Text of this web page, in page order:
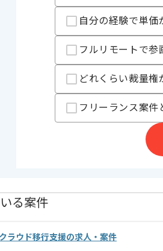
活かすことができます。
有している企業ですので、
に応じて別案件のご提案も差し上げる場
ィアや技術を積極的に導入し、
ンバーと成長が出来る環境でございます。
自分の経験で単価
フルリモートで参
どれくらい裁量権
フリーランス案件
る案件
ラウド移行支援の求人・案件